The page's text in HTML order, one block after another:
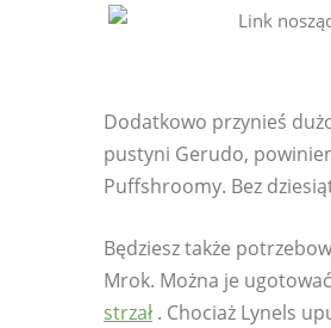
Dodatkowo przynieś
pustyni Gerudo,
Puffshroomy. Bez
Będziesz także
Mrok. Można je
strzał . Chociaż Lynels